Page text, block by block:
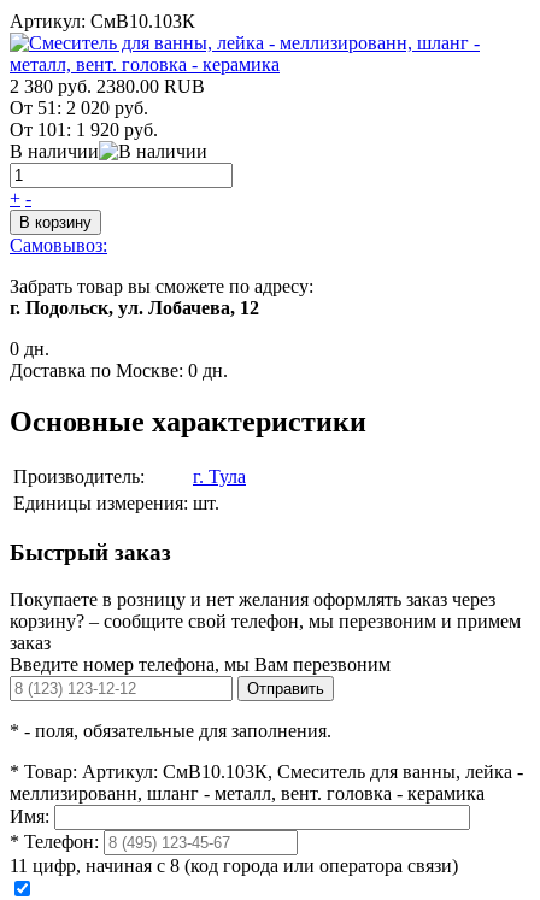
Артикул: СмВ10.103К
2 380 руб. 2380.00 RUB
От 51: 2 020 руб.
От 101: 1 920 руб.
В наличии
+ -
В корзину
Самовывоз:
Забрать товар вы сможете по адресу:
г. Подольск, ул. Лобачева, 12
0 дн.
Доставка по Москве: 0 дн.
Основные характеристики
Производитель:
г. Тула
Единицы измерения: шт.
Быстрый заказ
Покупаете в розницу и нет желания оформлять заказ через
корзину? – сообщите свой телефон, мы перезвоним и примем
заказ
Введите номер телефона, мы Вам перезвоним
Отправить
* - поля, обязательные для заполнения.
* Товар: Артикул: СмВ10.103К, Смеситель для ванны, лейка -
меллизированн, шланг - металл, вент. головка - керамика
Имя:
* Телефон:
11 цифр, начиная с 8 (код города или оператора связи)